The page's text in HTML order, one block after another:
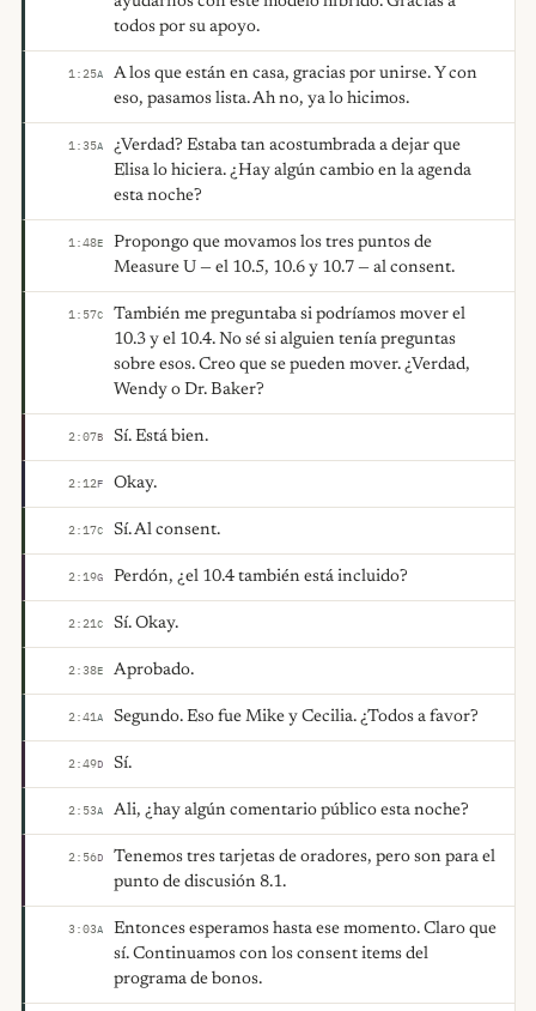
todos por su apoyo.
1:25A
A los que están en casa, gracias por unirse. Y con
eso, pasamos lista. Ah no, ya lo hicimos.
1:35A
¿Verdad? Estaba tan acostumbrada a dejar que
Elisa lo hiciera. ¿Hay algún cambio en la agenda
esta noche?
1:48E
Propongo que movamos los tres puntos de
Measure U — el 10.5, 10.6 y 10.7 — al consent.
1:57C
También me preguntaba si podríamos mover el
10.3 y el 10.4. No sé si alguien tenía preguntas
sobre esos. Creo que se pueden mover. ¿Verdad,
Wendy o Dr. Baker?
2:07B Sí. Está bien.
2:12F Okay.
2:17C Sí. Al consent.
2:19G Perdón, ¿el 10.4 también está incluido?
2:21C Sí. Okay.
2:38E Aprobado.
2:41A Segundo. Eso fue Mike y Cecilia. ¿Todos a favor?
2:49D Sí.
2:53A Ali, ¿hay algún comentario público esta noche?
2:56D
Tenemos tres tarjetas de oradores, pero son para el
punto de discusión 8.1.
3:03A
Entonces esperamos hasta ese momento. Claro que
sí. Continuamos con los consent items del
programa de bonos.